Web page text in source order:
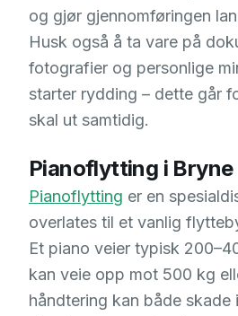
og gjør gjennomføringen
Husk også å ta vare på
fotografier og personlige
starter rydding – dette går
skal ut samtidig.
Pianoflytting i Bryne
Pianoflytting er en
overlates til et vanlig
Et piano veier typisk
kan veie opp mot 500 kg
håndtering kan både skade